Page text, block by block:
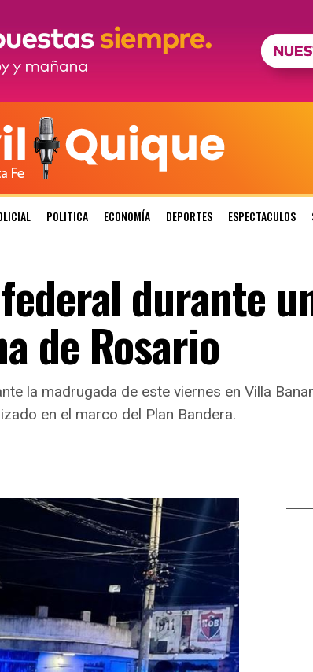
POLITICA ECONOMÍA DEPORTES ESPECTACULOS
durante
de Rosario
la madrugada de este viernes en Villa
en el marco del Plan Bandera.